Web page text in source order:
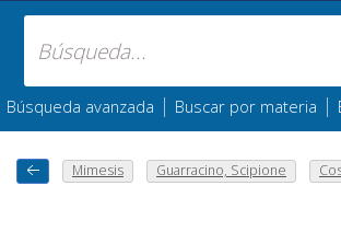
Búsqueda avanzada | Buscar por materia |
Mimesis Guarracino, Scipione